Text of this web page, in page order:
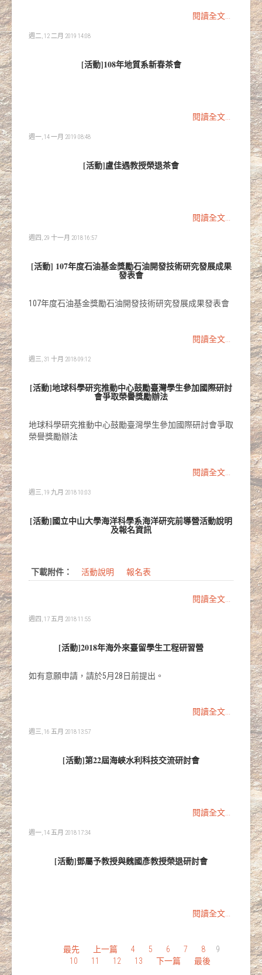
閱讀全文...
週二, 12 二月 2019 14:08
[活動]108年地質系新春茶會
閱讀全文...
週一, 14 一月 2019 08:48
[活動]盧佳遇教授榮退茶會
閱讀全文...
週四, 29 十一月 2018 16:57
[活動] 107年度石油基金獎勵石油開發技術研究發展成果
發表會
107年度石油基金獎勵石油開發技術研究發展成果發表會
閱讀全文...
週三, 31 十月 2018 09:12
[活動]地球科學研究推動中心鼓勵臺灣學生參加國際研討
會爭取榮譽獎勵辦法
地球科學研究推動中心鼓勵臺灣學生參加國際研討會爭取
榮譽獎勵辦法
閱讀全文...
週三, 19 九月 2018 10:03
[活動]國立中山大學海洋科學系海洋研究前導營活動說明
及報名資訊
下載附件： 活動說明 報名表
閱讀全文...
週四, 17 五月 2018 11:55
[活動]2018年海外來臺留學生工程研習營
如有意願申請，請於5月28日前提出。
閱讀全文...
週三, 16 五月 2018 13:57
[活動]第22屆海峽水利科技交流研討會
閱讀全文...
週一, 14 五月 2018 17:34
[活動]鄧屬予教授與魏國彥教授榮退研討會
閱讀全文...
最先 上一篇 4 5 6 7 8
9
10
11 12 13 下一篇 最後